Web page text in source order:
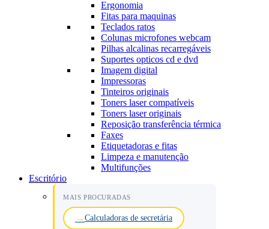
Ergonomia
Fitas para maquinas
Teclados ratos
Colunas microfones webcam
Pilhas alcalinas recarregáveis
Suportes opticos cd e dvd
Imagem digital
Impressoras
Tinteiros originais
Toners laser compatíveis
Toners laser originais
Reposição transferência térmica
Faxes
Etiquetadoras e fitas
Limpeza e manutenção
Multifunções
Escritório
MAIS PROCURADAS
Calculadoras de secretária